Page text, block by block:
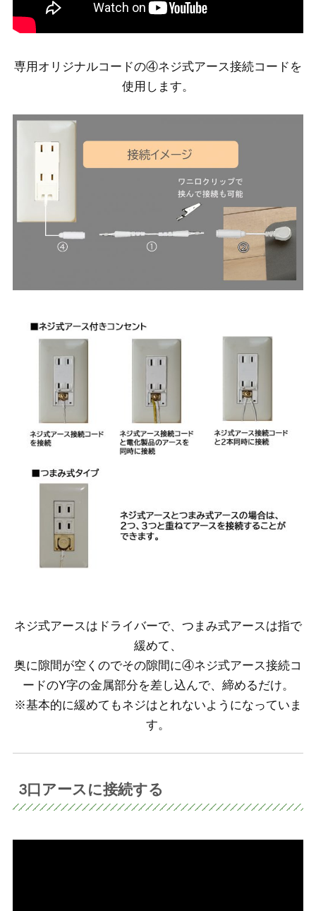
専用オリジナルコードの④ネジ式アース接続コードを
使用します。
ネジ式アースはドライバーで、つまみ式アースは指で
緩めて、
奥に隙間が空くのでその隙間に④ネジ式アース接続コ
ードのY字の金属部分を差し込んで、締めるだけ。
※基本的に緩めてもネジはとれないようになっていま
す。
3口アースに接続する